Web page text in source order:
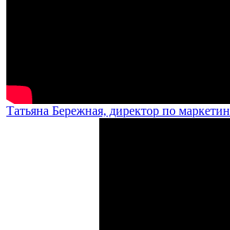
Татьяна Бережная, директор по